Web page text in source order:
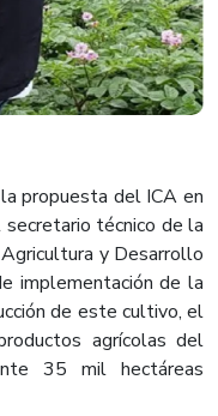
propuesta del ICA en
técnico de la
y Desarrollo
implementación de la
de este cultivo, el
agrícolas del
35 mil hectáreas